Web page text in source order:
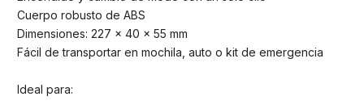
Cuerpo robusto de ABS
Dimensiones: 227 × 40 × 55 mm
Fácil de transportar en mochila, auto o kit de emergencia
Ideal para: